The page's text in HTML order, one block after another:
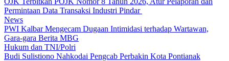
Permintaan Data Transaksi Industri Pindar
News
PWI Kalbar Mengecam Dugaan Intimidasi terhadap Wartawan,
Gara-gara Berita MBG
Hukum dan TNI/Polri
Budi Sulistiono Nahkodai Pengcab Perbakin Kota Pontianak